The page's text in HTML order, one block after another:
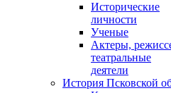
Исторические
личности
Ученые
Актеры,
театральные
деятели
История Псковской